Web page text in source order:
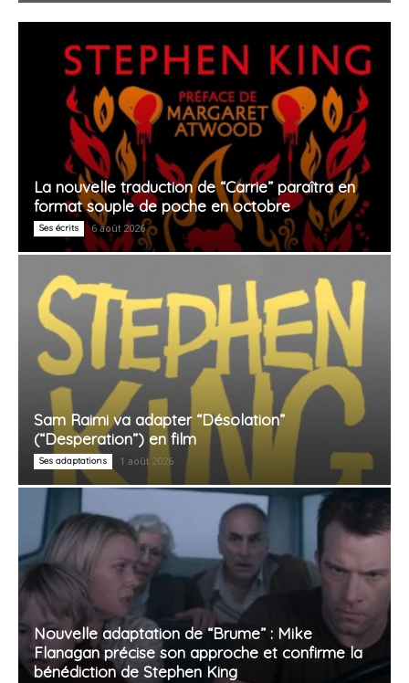
La nouvelle traduction de “Carrie” paraîtra en
format souple de poche en octobre
Ses écrits 6 août 2026
Sam Raimi va adapter “Désolation”
(“Desperation”) en film
Ses adaptations 1 août 2026
Nouvelle adaptation de “Brume” : Mike
Flanagan précise son approche et confirme la
bénédiction de Stephen King